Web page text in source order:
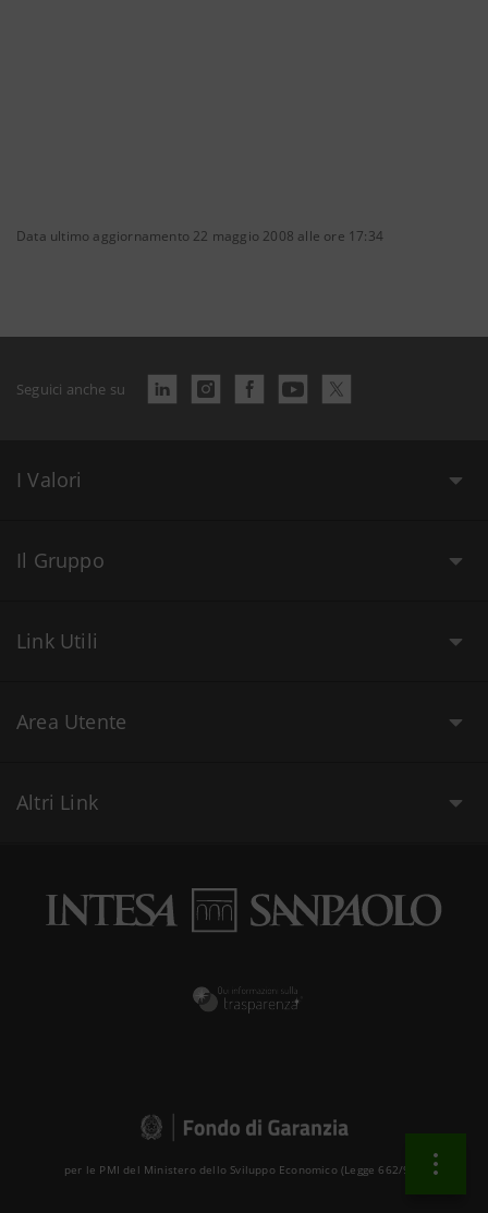
Data ultimo aggiornamento 22 maggio 2008 alle ore 17:34
Seguici anche su
I Valori
Il Gruppo
Link Utili
Area Utente
Altri Link
per le PMI del Ministero dello Sviluppo Economico (Legge 662/96 )